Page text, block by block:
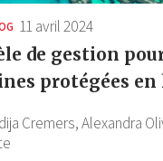
11 avril 2024
de gestion
protégées en
Cremers,Alexandra